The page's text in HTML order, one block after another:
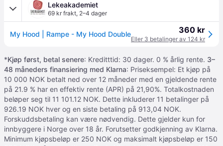
Lekeakademiet
69 kr frakt, 2–4 dager
My Hood | Rampe - My Hood Double 360 kr
Eller 3 betalinger av 124 kr
*Kjøp først, betal senere: Kreditttid: 30 dager. 0 % årlig rente. 3–
48 måneders finansiering med Klarna: Priseksempel: Et kjøp på
10 000 NOK betalt ned over 12 måneder med en gjeldende rente
på 21.9 % har en effektiv rente (APR) på 21,90%. Totalkostnaden
beløper seg til 11 101.12 NOK. Dette inkluderer 11 betalinger på
926.19 NOK hver og en siste betaling på 913,04 NOK.
Forskuddsbetaling kan være nødvendig. Dette gjelder kun for
innbyggere i Norge over 18 år. Forutsetter godkjenning av Klarna.
Minimum kjøpsbeløp er 250 NOK og maksimalt kjøpsbeløp er 150